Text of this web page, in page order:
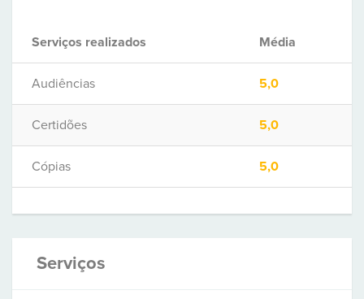
Serviços realizados Média
Audiências 5,0
Certidões 5,0
Cópias 5,0
Serviços